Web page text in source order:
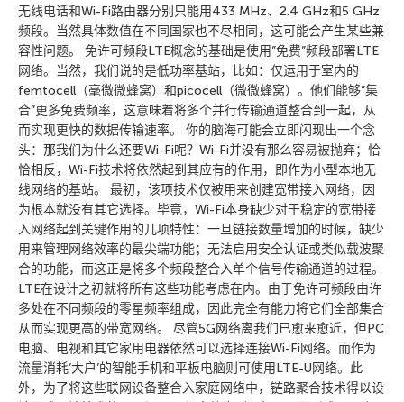
无线电话和Wi-Fi路由器分别只能用433 MHz、2.4 GHz和5 GHz
频段。当然具体数值在不同国家也不尽相同，这可能会产生某些兼
容性问题。 免许可频段LTE概念的基础是使用”免费”频段部署LTE
网络。当然，我们说的是低功率基站，比如：仅运用于室内的
femtocell（毫微微蜂窝）和picocell（微微蜂窝）。他们能够”集
合”更多免费频率，这意味着将多个并行传输通道整合到一起，从
而实现更快的数据传输速率。 你的脑海可能会立即闪现出一个念
头：那我们为什么还要Wi-Fi呢？Wi-Fi并没有那么容易被抛弃；恰
恰相反，Wi-Fi技术将依然起到其应有的作用，即作为小型本地无
线网络的基站。 最初，该项技术仅被用来创建宽带接入网络，因
为根本就没有其它选择。毕竟，Wi-Fi本身缺少对于稳定的宽带接
入网络起到关键作用的几项特性：一旦链接数量增加的时候，缺少
用来管理网络效率的最尖端功能；无法启用安全认证或类似载波聚
合的功能，而这正是将多个频段整合入单个信号传输通道的过程。
LTE在设计之初就将所有这些功能考虑在内。由于免许可频段由许
多处在不同频段的零星频率组成，因此完全有能力将它们全部集合
从而实现更高的带宽网络。 尽管5G网络离我们已愈来愈近，但PC
电脑、电视和其它家用电器依然可以选择连接Wi-Fi网络。而作为
流量消耗’大户’的智能手机和平板电脑则可使用LTE-U网络。此
外，为了将这些联网设备整合入家庭网络中，链路聚合技术得以设